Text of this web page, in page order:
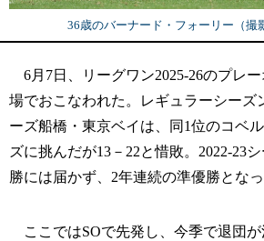
36歳のバーナード・フォーリー（撮
6月7日、リーグワン2025-26のプレ
場でおこなわれた。レギュラーシーズ
ーズ船橋・東京ベイは、同1位のコベ
ズに挑んだが13－22と惜敗。2022‐23
勝には届かず、2年連続の準優勝となっ
ここではSOで先発し、今季で退団